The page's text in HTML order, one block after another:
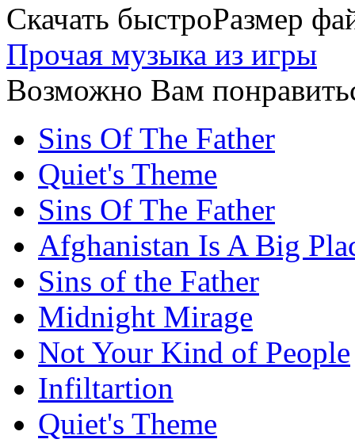
Скачать быстроРазмер
Прочая музыка из игры
Возможно Вам
Sins Of The Father
Quiet's Theme
Sins Of The Father
Afghanistan Is A Big
Sins of the Father
Midnight Mirage
Not Your Kind of People
Infiltartion
Quiet's Theme